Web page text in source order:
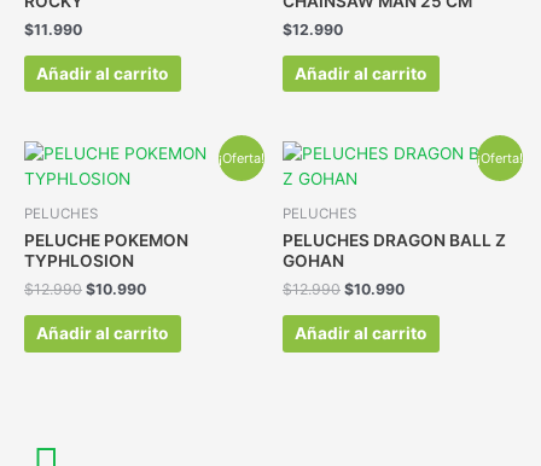
$11.990
Añadir al carrito
$12.990
Añadir al carrito
¡Oferta!
PELUCHES
PELUCHE POKEMON
TYPHLOSION
$12.990 $10.990
Añadir al carrito
¡Oferta!
PELUCHES
PELUCHES DRAGON BALL Z
GOHAN
$12.990 $10.990
Añadir al carrito